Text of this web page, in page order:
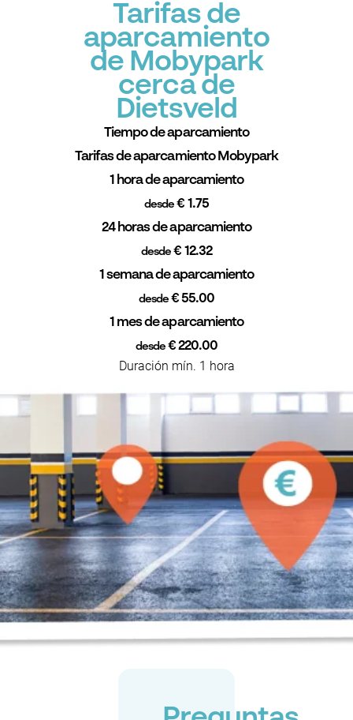
Tarifas de
aparcamiento
de Mobypark
cerca de
Dietsveld
Tiempo de aparcamiento
Tarifas de aparcamiento Mobypark
1 hora de aparcamiento
desde € 1.75
24 horas de aparcamiento
desde € 12.32
1 semana de aparcamiento
desde€ 55.00
1 mes de aparcamiento
desde€ 220.00
Duración mín. 1 hora